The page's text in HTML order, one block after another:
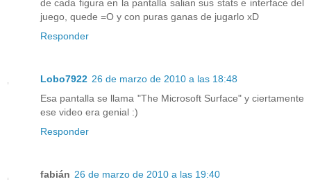
de cada figura en la pantalla salian sus stats e interface del
juego, quede =O y con puras ganas de jugarlo xD
Responder
Lobo7922 26 de marzo de 2010 a las 18:48
Esa pantalla se llama "The Microsoft Surface" y ciertamente
ese video era genial :)
Responder
fabián 26 de marzo de 2010 a las 19:40